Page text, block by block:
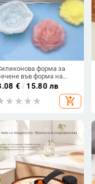
форма за
във форма на
цвете за печене
и изработка на свещи
€ / 15.80 лв
add_shopping_cart